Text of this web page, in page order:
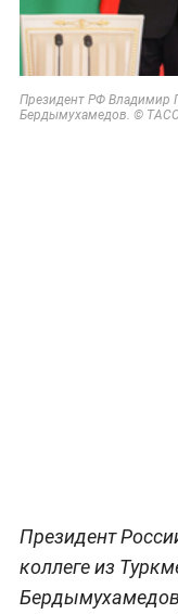
Президент РФ Владимир
Бердымухамедов. ©
Президент
коллеге из